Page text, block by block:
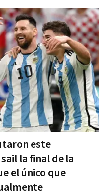
este
la final de la
el único que